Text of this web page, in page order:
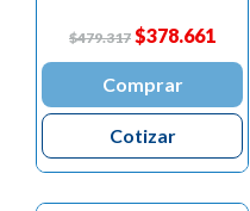
$479.317 $378.661
Comprar
Cotizar